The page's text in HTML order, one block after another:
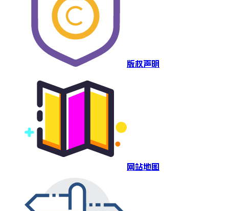
版权声明
网站地图